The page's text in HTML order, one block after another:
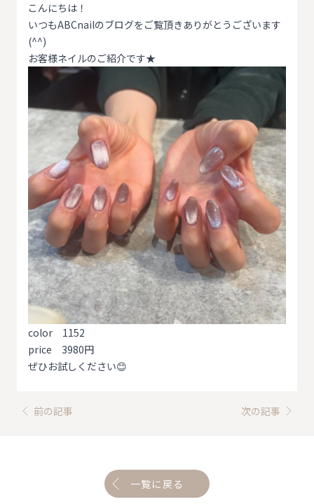
こんにちは！
いつもABCnailのブログをご覧頂きありがとうございます
(^^)
お客様ネイルのご紹介です★
color 1152
price 3980円
ぜひお試しください😊
前の記事 次の記事
一覧に戻る